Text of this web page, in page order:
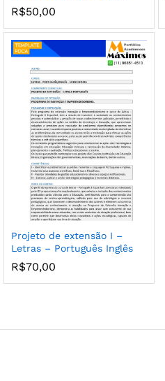
R$50,00
Projeto de extensão I –
Letras – Português Inglês
R$70,00